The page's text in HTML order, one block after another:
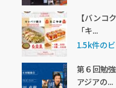
【バンコ
「キ...
1.5k件の
第６回勉
アジアの...